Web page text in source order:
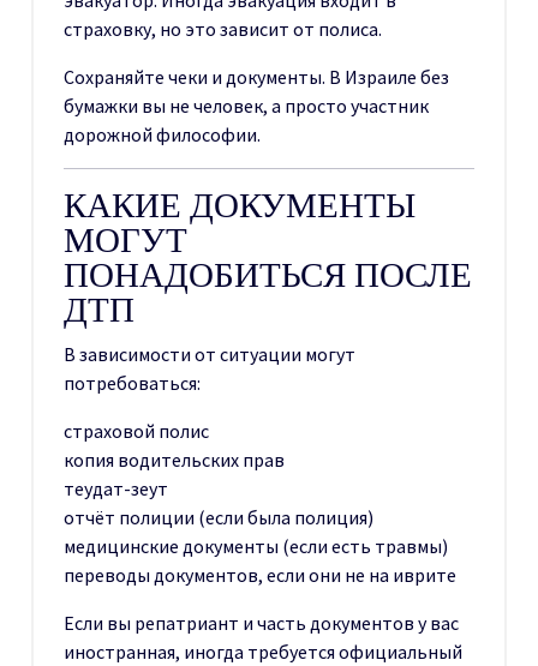
страховку, но это зависит от полиса.
Сохраняйте чеки и документы. В Израиле без
бумажки вы не человек, а просто участник
дорожной философии.
КАКИЕ ДОКУМЕНТЫ
МОГУТ
ПОНАДОБИТЬСЯ ПОСЛЕ
ДТП
В зависимости от ситуации могут
потребоваться:
страховой полис
копия водительских прав
теудат-зеут
отчёт полиции (если была полиция)
медицинские документы (если есть травмы)
переводы документов, если они не на иврите
Если вы репатриант и часть документов у вас
иностранная, иногда требуется официальный